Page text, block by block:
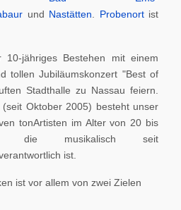
und Nastätten Probenortist
jähriges Bestehen mit einem
tollen Jubiläumskonzert "Best of
Stadthalle zu Nassau feiern.
Oktober 2005) besteht unser
tonArtisten im Alter von 20 bis
musikalisch seit
ist.
ist vor allem von zwei Zielen